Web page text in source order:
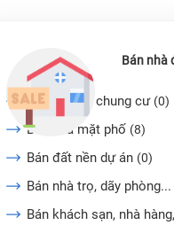
Bán nhà
Bán căn hộ chung cư (0)
Bán nhà mặt phố (8)
Bán đất nền dự án (0)
Bán nhà trọ, dãy phòng...
Bán khách sạn, nhà